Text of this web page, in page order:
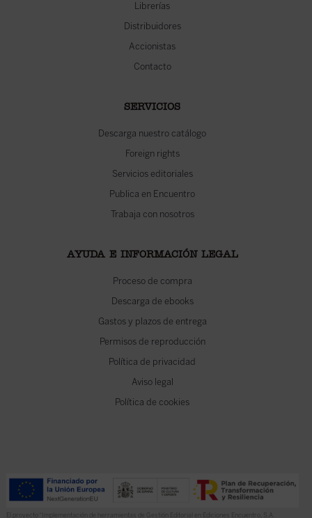
Librerías
Distribuidores
Accionistas
Contacto
SERVICIOS
Descarga nuestro catálogo
Foreign rights
Servicios editoriales
Publica en Encuentro
Trabaja con nosotros
AYUDA E INFORMACIÓN LEGAL
Proceso de compra
Descarga de ebooks
Gastos y plazos de entrega
Permisos de reproducción
Política de privacidad
Aviso legal
Política de cookies
El proyecto “Implementación de herramientas de Gestión Editorial en Ediciones Encuentro, S.A.